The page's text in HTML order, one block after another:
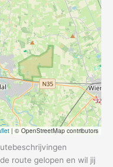
| © OpenStreetMap contributors
route gelopen en wil jij